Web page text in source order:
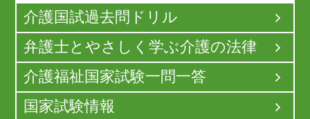
介護国試過去問ドリル
弁護士とやさしく学ぶ介護の法律
介護福祉国家試験一問一答
国家試験情報